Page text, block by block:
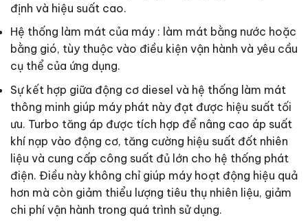
định và hiệu suất cao.
Hệ thống làm mát của máy : làm mát bằng nước hoặc
bằng gió, tùy thuộc vào điều kiện vận hành và yêu cầu
cụ thể của ứng dụng.
Sự kết hợp giữa động cơ diesel và hệ thống làm mát
thông minh giúp máy phát này đạt được hiệu suất tối
ưu. Turbo tăng áp được tích hợp để nâng cao áp suất
khí nạp vào động cơ, tăng cường hiệu suất đốt nhiên
liệu và cung cấp công suất đủ lớn cho hệ thống phát
điện. Điều này không chỉ giúp máy hoạt động hiệu quả
hơn mà còn giảm thiểu lượng tiêu thụ nhiên liệu, giảm
chi phí vận hành trong quá trình sử dụng.